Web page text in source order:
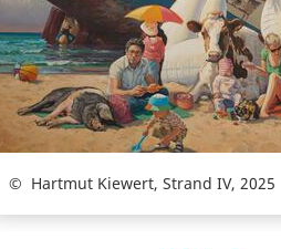
Hartmut Kiewert, Strand IV, 2025